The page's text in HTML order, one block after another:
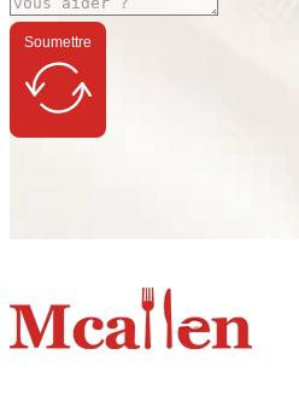
Soumettre